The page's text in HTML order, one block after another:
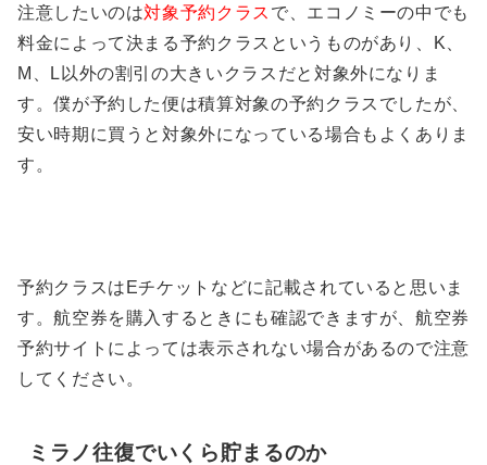
注意したいのは対象予約クラス で、エコノミーの中でも
料金によって決まる予約クラスというものがあり、K、
M、L以外の割引の大きいクラスだと対象外になりま
す。僕が予約した便は積算対象の予約クラスでしたが、
安い時期に買うと対象外になっている場合もよくありま
す。
予約クラスはEチケットなどに記載されていると思いま
す。航空券を購入するときにも確認できますが、航空券
予約サイトによっては表示されない場合があるので注意
してください。
ミラノ往復でいくら貯まるのか